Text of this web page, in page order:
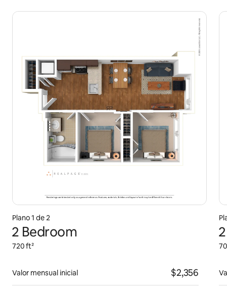
Plano 1 de 2
2 Bedroom
720 ft²
Valor mensual inicial $2,356